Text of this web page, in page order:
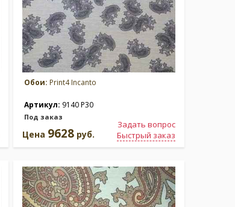
Обои: Print4 Incanto
Артикул: 9140 P30
Под заказ
Задать вопрос
Быстрый заказ
Цена 9628 руб.